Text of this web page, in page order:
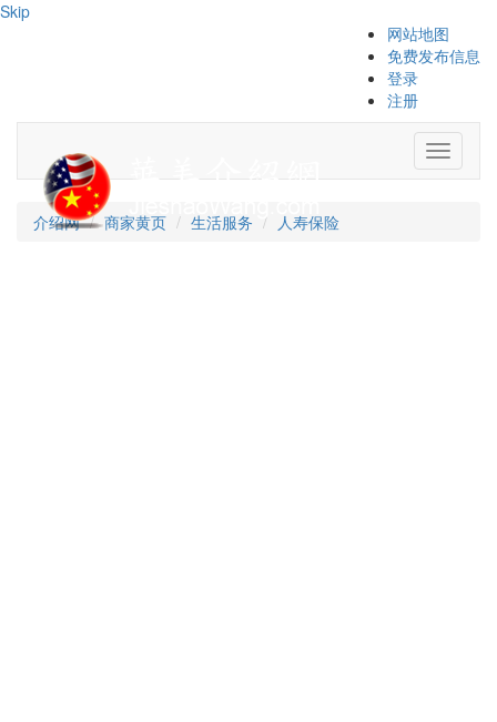
Skip
网站地图
免费发布信息
登录
注册
Toggle
介绍网 商家黄页 生活服务 人寿保险